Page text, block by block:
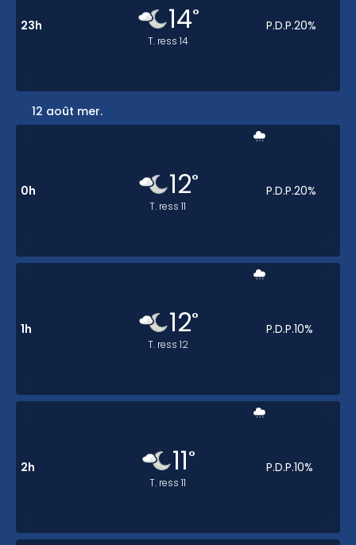
23h 14°
T. ress 14
P.D.P.20%
12 août mer.
0h 12°
T. ress 11
P.D.P.20%
1h 12°
T. ress 12
P.D.P.10%
2h 11°
T. ress 11
P.D.P.10%